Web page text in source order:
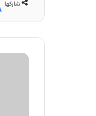
شاركها